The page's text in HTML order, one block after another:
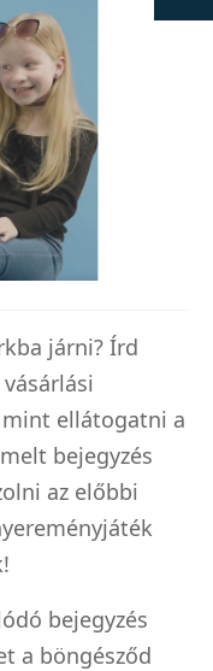
járni? Írd
ellátogatni a
bejegyzés
az előbbi
bejegyzés
a böngésződ